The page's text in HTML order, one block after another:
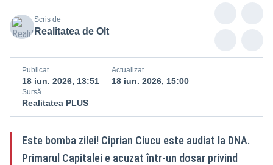
Scris de
Realitatea de Olt
Publicat
18 iun. 2026, 13:51
Actualizat
18 iun. 2026, 15:00
Sursă
Realitatea PLUS
Este bomba zilei! Ciprian Ciucu este audiat la DNA.
Primarul Capitalei e acuzat într-un dosar privind